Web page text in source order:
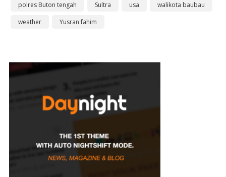
polres Buton tengah
Sultra usa
walikota baubau
weather
Yusran fahim